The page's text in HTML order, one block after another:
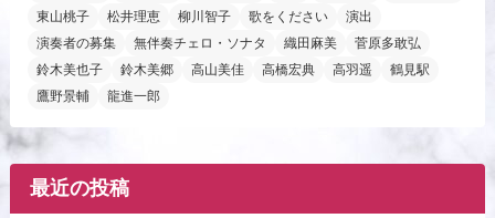
東山桃子
松井理恵 柳川智子 歌をください
演出
演奏者の募集
無伴奏チェロ・ソナタ 織田麻美
菅原多敢弘
鈴木美也子
鈴木美郷 高山美佳 高橋宏典 高羽遥
鶴見駅
鷹野景輔
龍進一郎
最近の投稿